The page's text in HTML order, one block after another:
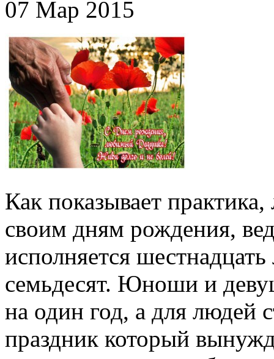
07 Мар 2015
Как показывает
своим дням рождения,
исполняется
семьдесят. Юноши и
на один год, а для людей
праздник который